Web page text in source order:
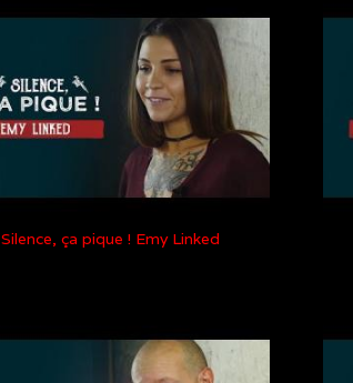
Silence, ça pique ! Emy Linked